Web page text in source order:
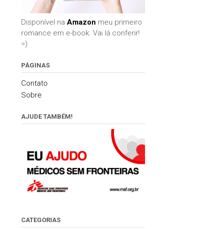
Disponível na Amazon meu primeiro
romance em e-book. Vai lá conferir!
=)
PÁGINAS
Contato
Sobre
AJUDE TAMBÉM!
CATEGORIAS